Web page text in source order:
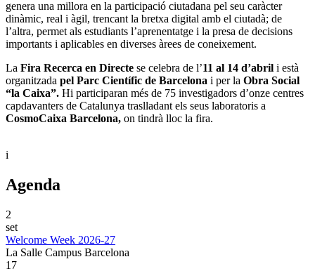
genera una millora en la participació ciutadana pel seu caràcter
dinàmic, real i àgil, trencant la bretxa digital amb el ciutadà; de
l’altra, permet als estudiants l’aprenentatge i la presa de decisions
importants i aplicables en diverses àrees de coneixement.
La Fira Recerca en Directe se celebra de l’11 al 14 d’abril i està
organitzada pel Parc Científic de Barcelona i per la Obra Social
“la Caixa”. Hi participaran més de 75 investigadors d’onze centres
capdavanters de Catalunya traslladant els seus laboratoris a
CosmoCaixa Barcelona, on tindrà lloc la fira.
i
Agenda
2
set
Welcome Week 2026-27
La Salle Campus Barcelona
17